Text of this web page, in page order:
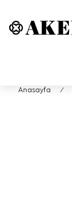
Anasayfa /